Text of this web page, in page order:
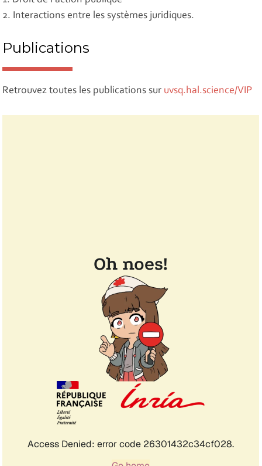
2. Interactions entre les systèmes juridiques.
Publications
Retrouvez toutes les publications sur uvsq.hal.science/VIP